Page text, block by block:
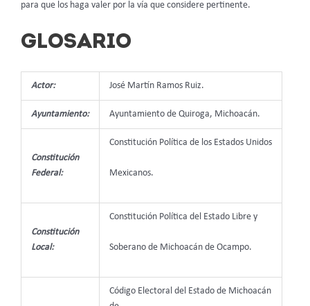
para que los haga valer por la vía que considere pertinente.
GLOSARIO
Actor: José Martín Ramos Ruiz.
Ayuntamiento: Ayuntamiento de Quiroga, Michoacán.
Constitución
Federal:
Constitución Política de los Estados Unidos
Mexicanos.
Constitución
Local:
Constitución Política del Estado Libre y
Soberano de Michoacán de Ocampo.
Código Electoral del Estado de Michoacán